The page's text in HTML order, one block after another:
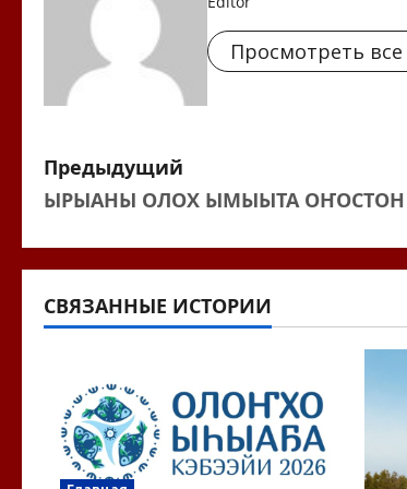
Просмотреть
Н
а
в
и
ц
Предыдущий
ЫРЫАНЫ ОЛОХ ЫМЫЫТА ОҤОСТОН
СВЯЗАННЫЕ ИСТОРИИ